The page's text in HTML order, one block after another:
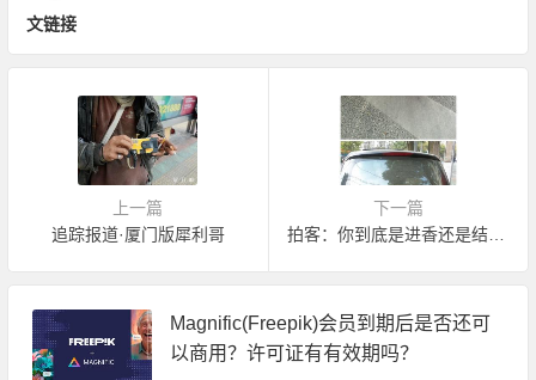
文链接
上一篇
追踪报道·厦门版犀利哥
下一篇
拍客：你到底是进香还是结婚？
Magnific(Freepik)会员到期后是否还可
以商用？许可证有有效期吗？